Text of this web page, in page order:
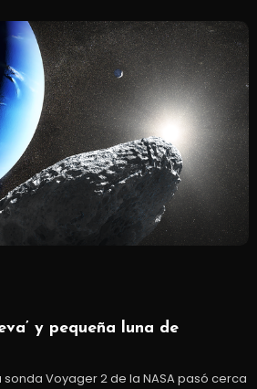
y pequeña luna de
sonda Voyager 2 de la NASA pasó cerca